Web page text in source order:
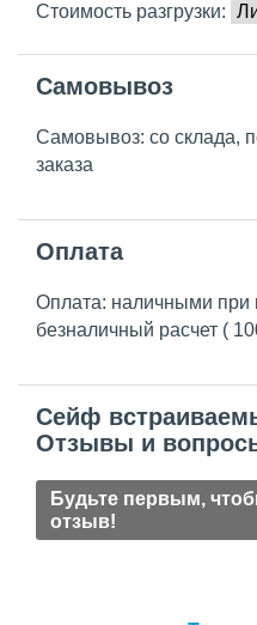
Стоимость разгрузки:
Самовывоз
Самовывоз: со склада,
заказа
Оплата
Оплата: наличными при
безналичный расчет (
Сейф
Отзывы и
Будьте первым,
отзыв!